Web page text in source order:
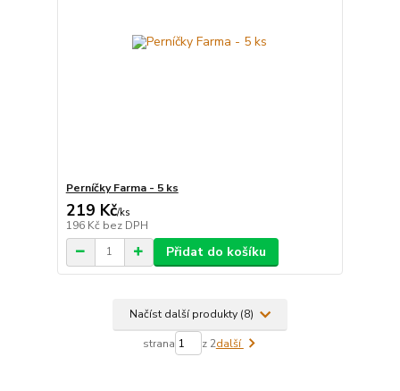
Perníčky Farma - 5 ks
219 Kč/ks
196 Kč bez DPH
Přidat do košíku
Načíst další produkty (8)
strana z 2další